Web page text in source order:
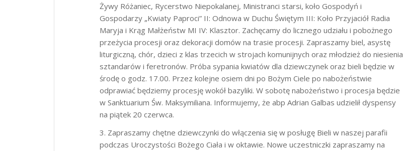
Żywy Różaniec, Rycerstwo Niepokalanej, Ministranci starsi, koło Gospodyń i
Gospodarzy „Kwiaty Paproci” II: Odnowa w Duchu Świętym III: Koło Przyjaciół Radia
Maryja i Krąg Małżeństw MI IV: Klasztor. Zachęcamy do licznego udziału i pobożnego
przeżycia procesji oraz dekoracji domów na trasie procesji. Zapraszamy biel, asystę
liturgiczną, chór, dzieci z klas trzecich w strojach komunijnych oraz młodzież do niesienia
sztandarów i feretronów. Próba sypania kwiatów dla dziewczynek oraz bieli będzie w
środę o godz. 17.00. Przez kolejne osiem dni po Bożym Ciele po nabożeństwie
odprawiać będziemy procesję wokół bazyliki. W sobotę nabożeństwo i procesja będzie
w Sanktuarium Św. Maksymiliana. Informujemy, że abp Adrian Galbas udzielił dyspensy
na piątek 20 czerwca.
3. Zapraszamy chętne dziewczynki do włączenia się w posługę Bieli w naszej parafii
podczas Uroczystości Bożego Ciała i w oktawie. Nowe uczestniczki zapraszamy na